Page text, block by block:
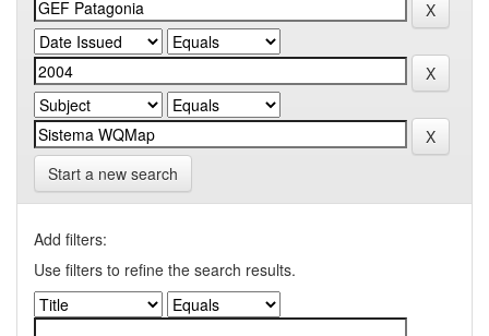
Start a new search
Add filters:
Use filters to refine the search results.